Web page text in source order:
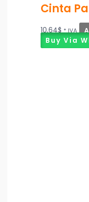
Cinta
10,64$ * IVA
Buy Via